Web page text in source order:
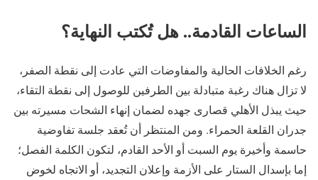
الساعات القادمة.. هل تُكتب النهاية؟
رغم الخلافات الحالية والمفاوضات التي عادت إلى نقطة الصفر،
لا تزال هناك رغبة متبادلة بين الطرفين للوصول إلى نقطة التقاء،
حيث يبذل الأهلي قصارى جهده لضمان إنهاء الشحات مسيرته بين
جدران القلعة الحمراء. ومن المنتظر أن تُعقد جلسة تفاوضية
حاسمة وأخيرة يوم السبت أو الأحد القادم، لتكون الكلمة الفصل؛
إما بإسدال الستار على الأزمة وإعلان التجديد، أو الاتجاه لخوض